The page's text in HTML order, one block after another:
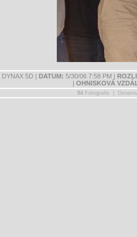
DYNAX 5D | DATUM: 5/30/06 7:58 PM |
| OHNISKOVÁ
94Fotografie |